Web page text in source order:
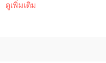
ต่อค่าใช้จ่ายสูงในกระบวน
ดูเพิ่มเติม